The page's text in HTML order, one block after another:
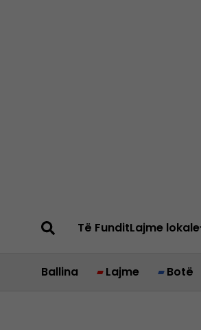
Të FunditLajme lokale
Ballina Lajme Botë